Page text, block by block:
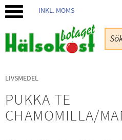
INKL. MOMS
LIVSMEDEL
PUKKA TE
CHAMOMILLA/